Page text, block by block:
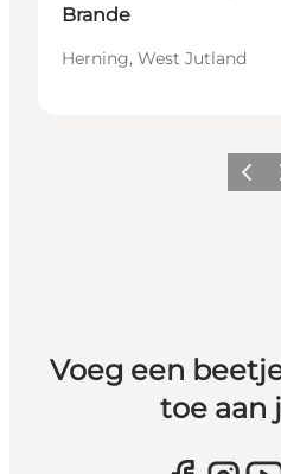
Brande
Herning, West Jutland
Vorige
Voeg een
toe aan